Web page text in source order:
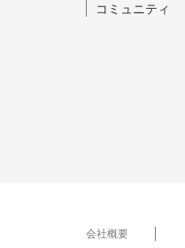
コミュニティ
会社概要